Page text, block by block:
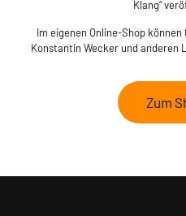
Klang“
Im eigenen Online-Shop können
Konstantin Wecker und anderen
Zum